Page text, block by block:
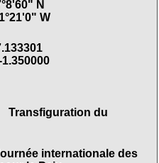
N
1°21'0" W
1.350000
Transfiguration du
internationale des